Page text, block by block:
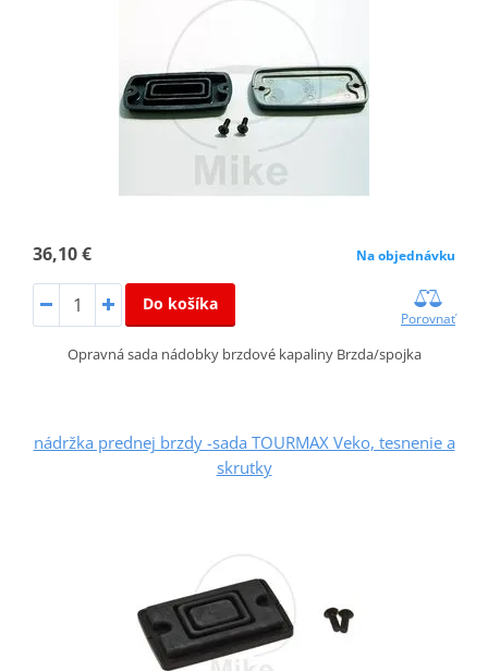
36,10 € Na objednávku
Do košíka
Porovnať
Opravná sada nádobky brzdové kapaliny Brzda/spojka
nádržka prednej brzdy -sada TOURMAX Veko, tesnenie a
skrutky